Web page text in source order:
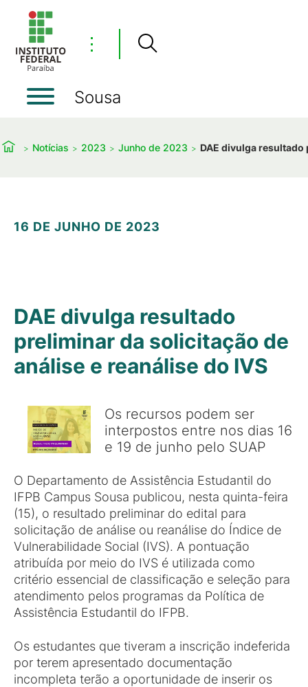
⋮
Sousa
Notícias 2023 Junho de 2023 DAE divulga
16 DE JUNHO DE 2023
DAE divulga resultado
preliminar da solicitação de
análise e reanálise do IVS
Os recursos podem ser
interpostos entre nos dias 16
e 19 de junho pelo SUAP
O Departamento de Assistência Estudantil do
IFPB Campus Sousa publicou, nesta quinta-feira
(15), o resultado preliminar do edital para
solicitação de análise ou reanálise do Índice de
Vulnerabilidade Social (IVS). A pontuação
atribuída por meio do IVS é utilizada como
critério essencial de classificação e seleção para
atendimento pelos programas da Política de
Assistência Estudantil do IFPB.
Os estudantes que tiveram a inscrição indeferida
por terem apresentado documentação
incompleta terão a oportunidade de inserir os